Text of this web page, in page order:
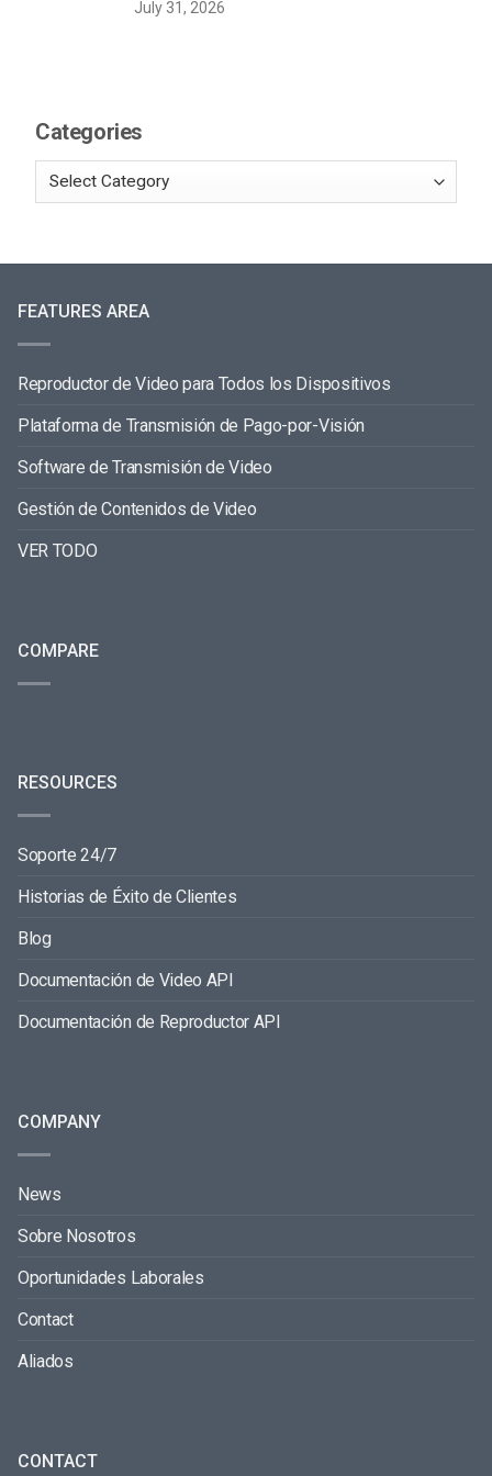
July 31, 2026
Categories
FEATURES AREA
Reproductor de Video para Todos los Dispositivos
Plataforma de Transmisión de Pago-por-Visión
Software de Transmisión de Video
Gestión de Contenidos de Video
VER TODO
COMPARE
RESOURCES
Soporte 24/7
Historias de Éxito de Clientes
Blog
Documentación de Video API
Documentación de Reproductor API
COMPANY
News
Sobre Nosotros
Oportunidades Laborales
Contact
Aliados
CONTACT